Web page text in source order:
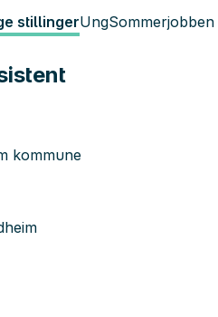
stillingerUngSommerjobben
kommune